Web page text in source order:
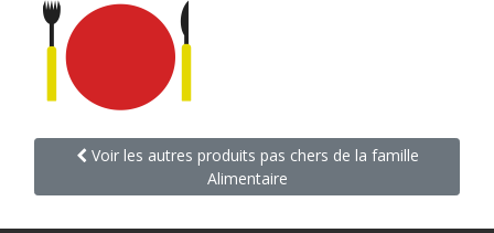
Voir les autres produits pas chers de la famille
Alimentaire